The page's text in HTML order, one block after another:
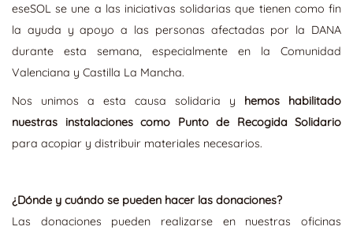
eseSOL se une a las iniciativas solidarias que tienen como fin
la ayuda y apoyo a las personas afectadas por la DANA
durante esta semana, especialmente en la Comunidad
Valenciana y Castilla La Mancha.
Nos unimos a esta causa solidaria y hemos habilitado
nuestras instalaciones como Punto de Recogida Solidario
para acopiar y distribuir materiales necesarios.
¿Dónde y cuándo se pueden hacer las donaciones?
Las donaciones pueden realizarse en nuestras oficinas